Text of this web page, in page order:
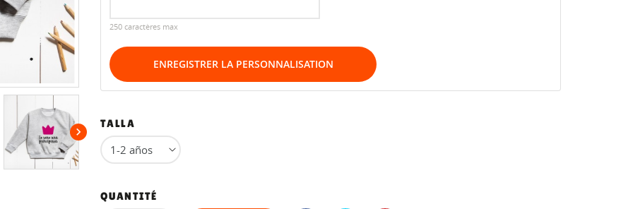

250 caractères max
ENREGISTRER LA PERSONNALISATION
TALLA
QUANTITÉ